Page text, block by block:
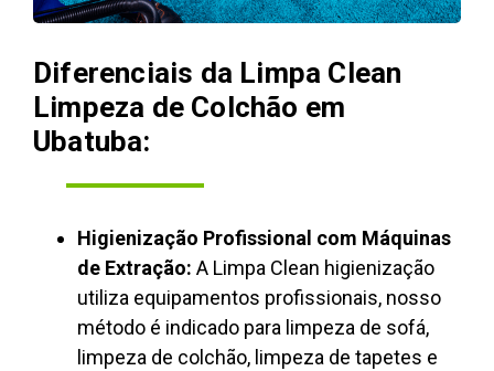
Diferenciais da Limpa Clean
Limpeza de Colchão em
Ubatuba:
Higienização Profissional com Máquinas
de Extração: A Limpa Clean higienização
utiliza equipamentos profissionais, nosso
método é indicado para limpeza de sofá,
limpeza de colchão, limpeza de tapetes e